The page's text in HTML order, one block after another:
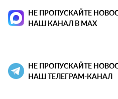
НЕ ПРОПУСКАЙТЕ
НАШ КАНАЛ В MAX
НЕ ПРОПУСКАЙТЕ
НАШ ТЕЛЕГРАМ-КАНАЛ